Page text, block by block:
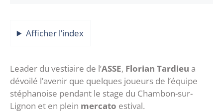
Afficher l’index
Leader du vestiaire de l’ASSE, Florian Tardieu a
dévoilé l’avenir que quelques joueurs de l’équipe
stéphanoise pendant le stage du Chambon-sur-
Lignon et en plein mercato estival.